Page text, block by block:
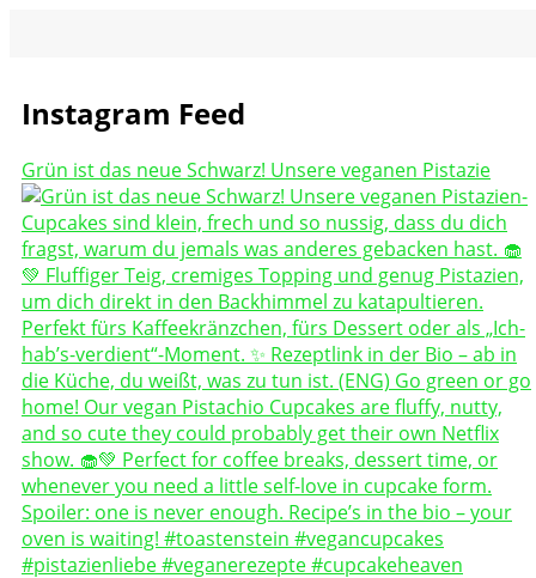
Instagram Feed
Grün ist das neue Schwarz! Unsere veganen Pistazie